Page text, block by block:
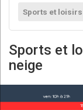
Sports et loisirs
Sports et
neige